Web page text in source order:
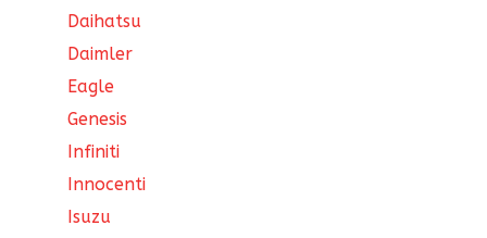
Daihatsu
Daimler
Eagle
Genesis
Infiniti
Innocenti
Isuzu